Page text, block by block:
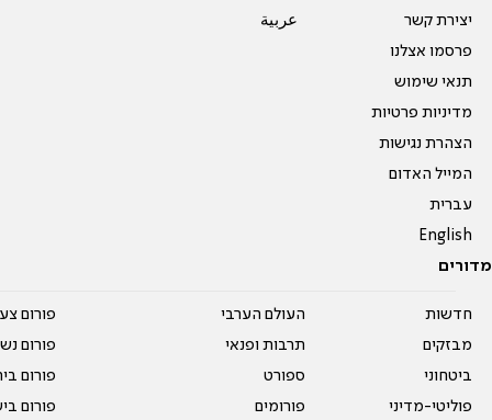
יצירת קשר
פרסמו אצלנו
תנאי שימוש
מדיניות פרטיות
הצהרת נגישות
המייל האדום
עברית
English
عربية
מדורים
חדשות
מבזקים
ביטחוני
פוליטי-מדיני
העולם הערבי
תרבות ופנאי
ספורט
פורומים
פורום
פורום
פורום
פורום